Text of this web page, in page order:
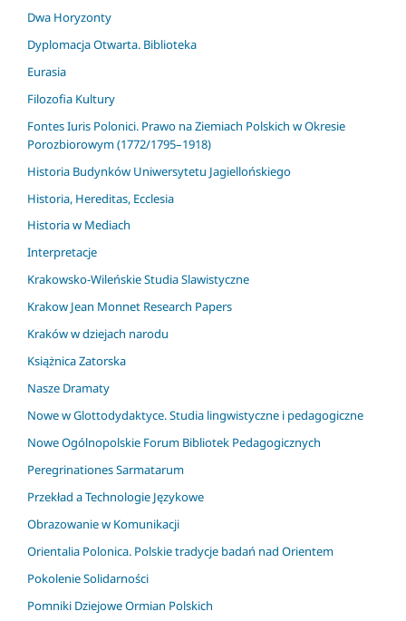
Dwa Horyzonty
Dyplomacja Otwarta. Biblioteka
Eurasia
Filozofia Kultury
Fontes Iuris Polonici. Prawo na Ziemiach Polskich w Okresie
Porozbiorowym (1772/1795–1918)
Historia Budynków Uniwersytetu Jagiellońskiego
Historia, Hereditas, Ecclesia
Historia w Mediach
Interpretacje
Krakowsko-Wileńskie Studia Slawistyczne
Krakow Jean Monnet Research Papers
Kraków w dziejach narodu
Książnica Zatorska
Nasze Dramaty
Nowe w Glottodydaktyce. Studia lingwistyczne i pedagogiczne
Nowe Ogólnopolskie Forum Bibliotek Pedagogicznych
Peregrinationes Sarmatarum
Przekład a Technologie Językowe
Obrazowanie w Komunikacji
Orientalia Polonica. Polskie tradycje badań nad Orientem
Pokolenie Solidarności
Pomniki Dziejowe Ormian Polskich